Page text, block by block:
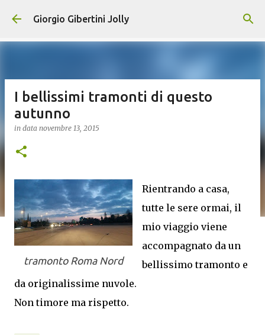
Passa ai contenuti principali
Giorgio Gibertini Jolly
I bellissimi tramonti di questo
autunno
in data novembre 13, 2015
tramonto Roma Nord
Rientrando a casa,
tutte le sere ormai, il
mio viaggio viene
accompagnato da un
bellissimo tramonto e
da originalissime nuvole.
Non timore ma rispetto.